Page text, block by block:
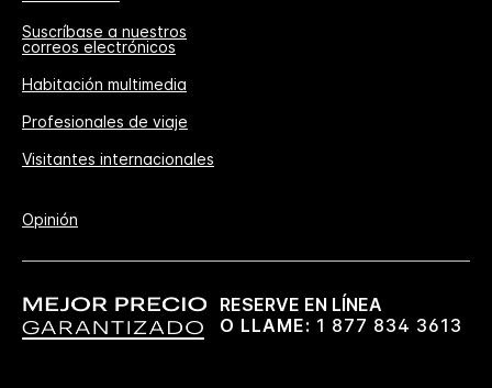
Suscríbase a nuestros
correos electrónicos
Habitación multimedia
Profesionales de viaje
Visitantes internacionales
Opinión
RESERVE EN LÍNEA
O LLAME: 1 877 834 3613